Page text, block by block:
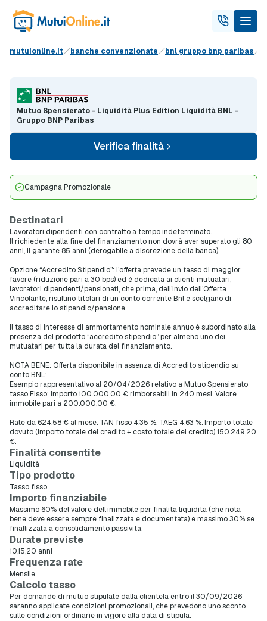
mutuionline.it banche convenzionate bnl gruppo bnp paribas
Mutuo Spensierato - Liquidità Plus Edition Liquidità BNL -
Gruppo BNP Paribas
Verifica finalità
Campagna Promozionale
Destinatari
Lavoratori dipendenti con contratto a tempo indeterminato.
Il richiedente alla fine del finanziamento non dovrà aver superato gli 80
anni, il garante 85 anni (derogabile a discrezione della banca).
Opzione “Accredito Stipendio”: l’offerta prevede un tasso di maggior
favore (riduzione pari a 30 bps) ed è dedicata ai clienti mutuatari,
lavoratori dipendenti/pensionati, che prima, dell’invio dell’Offerta
Vincolante, risultino titolari di un conto corrente Bnl e scelgano di
accreditare lo stipendio/pensione.
Il tasso di interesse di ammortamento nominale annuo è subordinato alla
presenza del prodotto “accredito stipendio” per almeno uno dei
mutuatari per tutta la durata del finanziamento.
NOTA BENE: Offerta disponibile in assenza di Accredito stipendio su
conto BNL:
Esempio rappresentativo al 20/04/2026 relativo a Mutuo Spensierato
tasso Fisso: Importo 100.000,00 € rimborsabili in 240 mesi. Valore
immobile pari a 200.000,00 €.
Rate da 624,58 € al mese. TAN fisso 4,35 %, TAEG 4,63 %. Importo totale
dovuto (importo totale del credito + costo totale del credito) 150.249,20
€.
Finalità consentite
Liquidità
Tipo prodotto
Tasso fisso
Importo finanziabile
Massimo 60% del valore dell’immobile per finalità liquidità (che nota
bene deve essere sempre finalizzata e documentata) e massimo 30% se
finallizzata a consolidamento passività.
Durate previste
10,15,20 anni
Frequenza rate
Mensile
Calcolo tasso
Per domande di mutuo stipulate dalla clientela entro il 30/09/2026
saranno applicate condizioni promozionali, che prevedono uno sconto
sulle condizioni ordinarie in vigore alla data di stipula.